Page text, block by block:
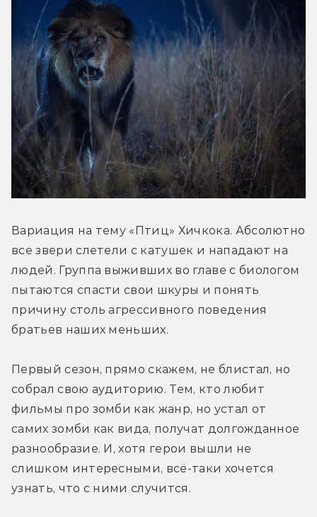
Вариация на тему «Птиц» Хичкока. Абсолютно
все звери слетели с катушек и нападают на
людей. Группа выживших во главе с биологом
пытаются спасти свои шкуры и понять
причину столь агрессивного поведения
братьев наших меньших.
Первый сезон, прямо скажем, не блистал, но
собрал свою аудиторию. Тем, кто любит
фильмы про зомби как жанр, но устал от
самих зомби как вида, получат долгожданное
разнообразие. И, хотя герои вышли не
слишком интересными, всё-таки хочется
узнать, что с ними случится.